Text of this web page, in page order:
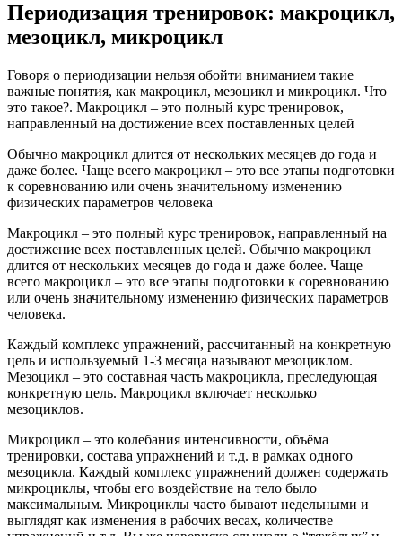
Периодизация тренировок: макроцикл,
мезоцикл, микроцикл
Говоря о периодизации нельзя обойти вниманием такие
важные понятия, как макроцикл, мезоцикл и микроцикл. Что
это такое?. Макроцикл – это полный курс тренировок,
направленный на достижение всех поставленных целей
Обычно макроцикл длится от нескольких месяцев до года и
даже более. Чаще всего макроцикл – это все этапы подготовки
к соревнованию или очень значительному изменению
физических параметров человека
Макроцикл – это полный курс тренировок, направленный на
достижение всех поставленных целей. Обычно макроцикл
длится от нескольких месяцев до года и даже более. Чаще
всего макроцикл – это все этапы подготовки к соревнованию
или очень значительному изменению физических параметров
человека.
Каждый комплекс упражнений, рассчитанный на конкретную
цель и используемый 1-3 месяца называют мезоциклом.
Мезоцикл – это составная часть макроцикла, преследующая
конкретную цель. Макроцикл включает несколько
мезоциклов.
Микроцикл – это колебания интенсивности, объёма
тренировки, состава упражнений и т.д. в рамках одного
мезоцикла. Каждый комплекс упражнений должен содержать
микроциклы, чтобы его воздействие на тело было
максимальным. Микроциклы часто бывают недельными и
выглядят как изменения в рабочих весах, количестве